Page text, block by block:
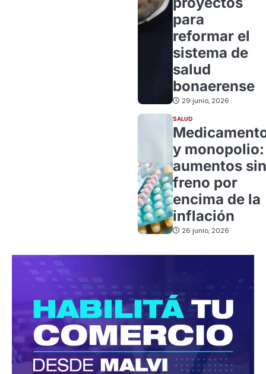
para
reformar el
sistema de
salud
bonaerense
29 junio, 2026
SALUD
y monopolio:
aumentos sin
freno por
encima de la
inflación
26 junio, 2026